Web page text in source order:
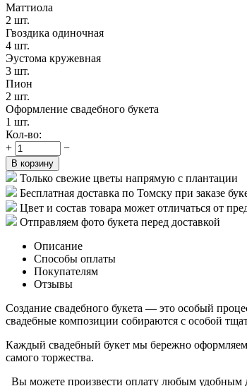
Маттиола
2 шт.
Гвоздика одиночная
4 шт.
Эустома кружевная
3 шт.
Пион
2 шт.
Оформление свадебного букета
1 шт.
Кол-во:
+
−
В корзину
Только свежие цветы напрямую с плантации
Бесплатная доставка по Томску при заказе
Цвет и состав товара может отличаться от
Отправляем фото букета перед доставкой
Описание
Способы оплаты
Покупателям
Отзывы
Создание свадебного букета — это особый
свадебные композиции собираются с особой
Каждый свадебный букет мы бережно
самого торжества.
Вы можете произвести оплату любым